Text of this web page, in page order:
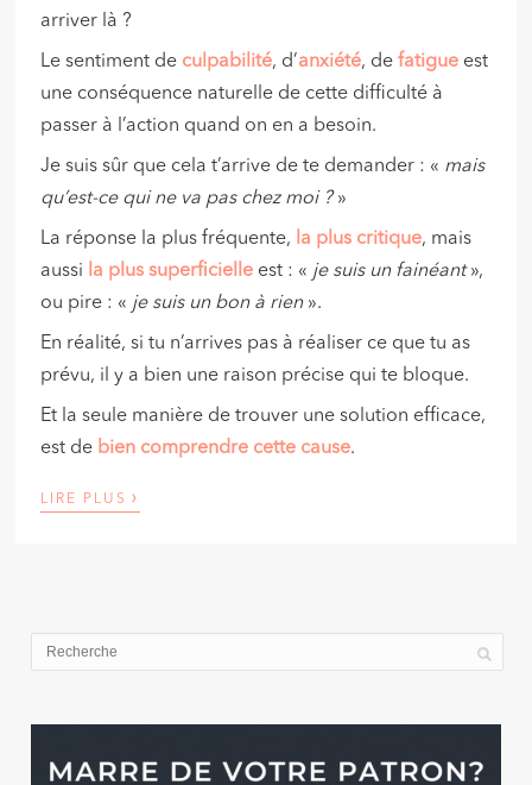
arriver là ?
Le sentiment de culpabilité, d’anxiété, defatigue est
une conséquence naturelle de cette difficulté à
passer à l’action quand on en a besoin.
Je suis sûr que cela t’arrive de te demander : « mais
qu’est-ce qui ne va pas chez moi ?»
La réponse la plus fréquente, la plus critique, mais
aussi
la plus superficielle est : « je suis un fainéant»,
ou pire : « je suis un bon à rien».
En réalité, si tu n’arrives pas à réaliser ce que tu as
prévu, il y a bien une raison précise qui te bloque.
Et la seule manière de trouver une solution efficace,
est de bien comprendre cette cause.
LIRE PLUS ›